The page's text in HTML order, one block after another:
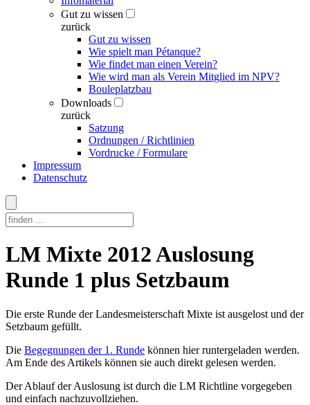
Gut zu wissen
zurück
Gut zu wissen
Wie spielt man Pétanque?
Wie findet man einen Verein?
Wie wird man als Verein Mitglied im NPV?
Bouleplatzbau
Downloads
zurück
Satzung
Ordnungen / Richtlinien
Vordrucke / Formulare
Impressum
Datenschutz
Skip
to
content
LM Mixte 2012 Auslosung
Runde 1 plus Setzbaum
Die erste Runde der Landesmeisterschaft Mixte ist ausgelost und der
Setzbaum gefüllt.
Die Begegnungen der 1. Runde können hier runtergeladen werden.
Am Ende des Artikels können sie auch direkt gelesen werden.
Der Ablauf der Auslosung ist durch die LM Richtline vorgegeben
und einfach nachzuvollziehen.